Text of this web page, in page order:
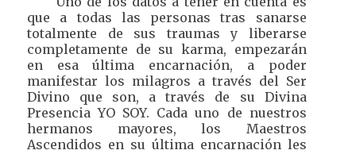
que a todas las personas tras sanarse
totalmente de sus traumas y liberarse
completamente de su karma, empezarán
en esa última encarnación, a poder
manifestar los milagros a través del Ser
Divino que son, a través de su Divina
Presencia YO SOY. Cada uno de nuestros
hermanos mayores, los Maestros
Ascendidos en su última encarnación les